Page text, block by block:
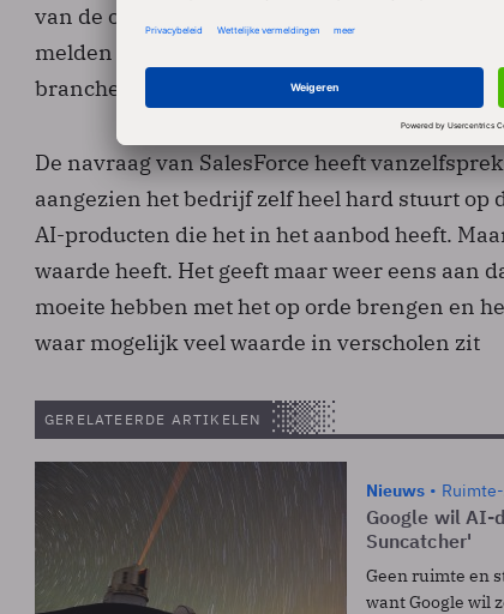
van de organisaties zegt hiermee al te zijn
melden betere klantenservice en sneller
branchegenoten.
De navraag van SalesForce heeft
aangezien het bedrijf zelf heel hard stuurt op
AI-producten die het in het aanbod heeft.
waarde heeft. Het geeft maar weer eens aan
moeite hebben met het op orde brengen en
waar mogelijk veel waarde in verscholen zit
GERELATEERDE ARTIKELEN
Nieuws
Google wil AI-
Suncatcher'
Geen ruimte en
want Google wil